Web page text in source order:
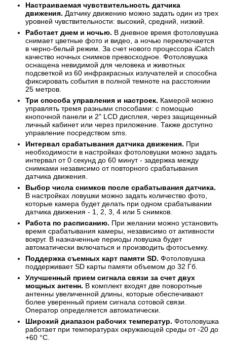
Настраиваемая чувствительность датчика
движения. Датчику движению можно задать один из трех
уровней чувствительности: высокий, средний, низкий.
Работает днем и ночью. В дневное время фотоловушка
снимает цветные фото и видео, а ночью переключается
в черно-белый режим. За счет нового процессора iCatch
качество ночных снимков превосходное. Фотоловушка
оснащена невидимой для человека и животных
подсветкой из 60 инфракрасных излучателей и способна
фиксировать события в полной темноте на расстоянии
25 метров.
Три способа управления и настроек. Камерой можно
управлять тремя разными способами: с помощью
кнопочной панели и 2" LCD дисплея, через защищенный
личный кабинет или через приложение. Также доступно
управление посредством sms.
Интервал срабатывания датчика движения. При
необходимости в настройках фотоловушки можно задать
интервал от 0 секунд до 60 минут - задержка между
снимками независимо от повторного срабатывания
датчика движения.
Выбор числа снимков после срабатывания датчика.
В настройках ловушки можно задать количество фото,
которые камера будет делать при одном срабатывании
датчика движения - 1, 2, 3, 4 или 5 снимков.
Работа по расписанию. При желании можно установить
время срабатывания камеры, независимо от активности
вокруг. В назначенные периоды ловушка будет
автоматически включаться и производить фотосъемку.
Поддержка съемных карт памяти SD. Фотоловушка
поддерживает SD карты памяти объемом до 32 Гб.
Улучшенный прием сигнала связи за счет двух
мощных антенн. В комплект входят две поворотные
антенны увеличенной длины, которые обеспечивают
более уверенный прием сигнала сотовой связи.
Оператор определяется автоматически.
Широкий диапазон рабочих температур. Фотоловушка
работает при температурах окружающей среды от -20 до
+60 °C.